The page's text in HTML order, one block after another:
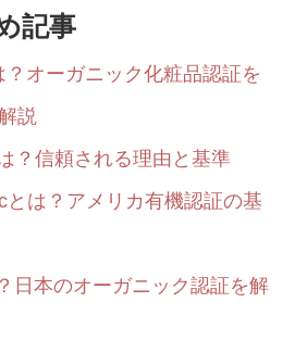
記事
？オーガニック化粧品認証を
説
？信頼される理由と基準
とは？アメリカ有機認証の基
日本のオーガニック認証を解